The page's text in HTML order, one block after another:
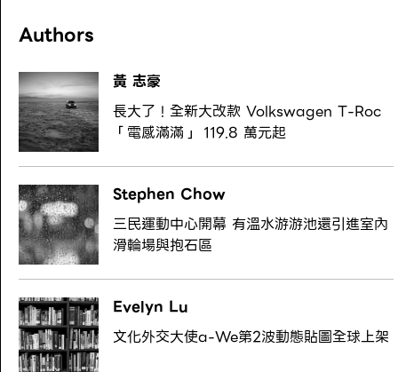
Authors
黃 志豪
長大了！全新大改款 Volkswagen T-Roc
「電感滿滿」 119.8 萬元起
Stephen Chow
三民運動中心開幕 有溫水游游池還引進室內
滑輪場與抱石區
Evelyn Lu
文化外交大使a-We第2波動態貼圖全球上架